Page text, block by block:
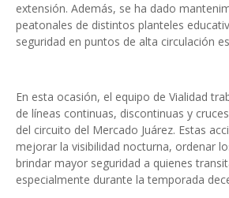
extensión. Además, se ha dado
peatonales de distintos planteles
seguridad en puntos de alta circulación
En esta ocasión, el equipo de Vialidad
de líneas continuas, discontinuas y
del circuito del Mercado Juárez. Estas
mejorar la visibilidad nocturna, ordenar
brindar mayor seguridad a quienes
especialmente durante la temporada